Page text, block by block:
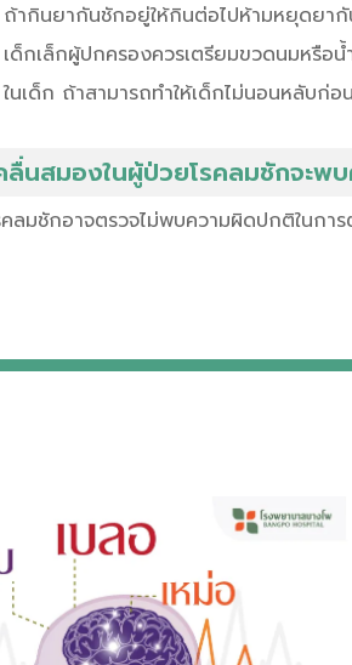
ถ้ากินยากันชักอยู่ให้กินต่อไปห้ามหยุดยา
เด็กเล็กผู้ปกครองควรเตรียมขวดนมหรือ
ในเด็ก ถ้าสามารถทำให้เด็กไม่นอนหลับก่
ลื่นสมองในผู้ป่วยโรคลมชักจะพ
ลมชักอาจตรวจไม่พบความผิดปกติในกา